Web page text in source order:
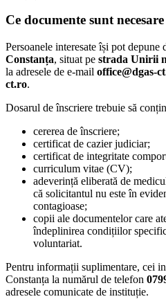
Ce documente sunt necesare
Persoanele interesate își pot depune
Constanța, situat pe strada Unirii
la adresele de e-mail office@dgas-
ct.ro.
Dosarul de înscriere trebuie să
cererea de înscriere;
certificat de cazier judiciar;
certificat de integritate
curriculum vitae (CV);
adeverință eliberată de
că solicitantul nu este în
contagioase;
copii ale documentelor care
îndeplinirea condițiilor
voluntariat.
Pentru informații suplimentare, cei
Constanța la numărul de telefon
adresele comunicate de instituție.